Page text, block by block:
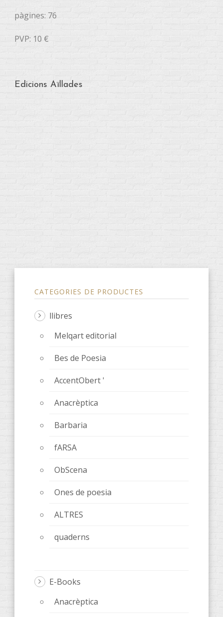
pàgines: 76
PVP: 10 €
Edicions Aïllades
CATEGORIES DE PRODUCTES
llibres
Melqart editorial
Bes de Poesia
AccentObert '
Anacrèptica
Barbaria
fARSA
ObScena
Ones de poesia
ALTRES
quaderns
E-Books
Anacrèptica